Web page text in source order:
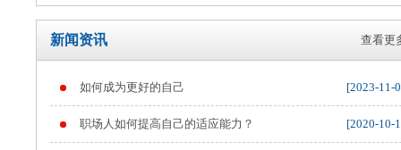
重要提示
新闻资讯 查看更
如何成为更好的自己 [2023-11-
职场人如何提高自己的适应能力？ [2020-10-